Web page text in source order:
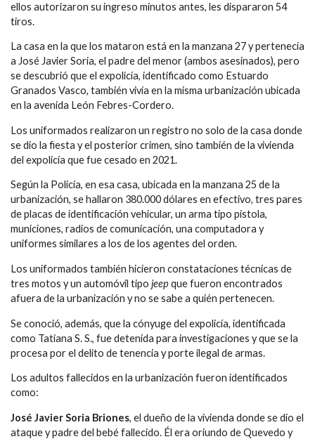
ellos autorizaron su ingreso minutos antes, les dispararon 54
tiros.
La casa en la que los mataron está en la manzana 27 y pertenecía
a José Javier Soria, el padre del menor (ambos asesinados), pero
se descubrió que el expolicía, identificado como Estuardo
Granados Vasco, también vivía en la misma urbanización ubicada
en la avenida León Febres-Cordero.
Los uniformados realizaron un registro no solo de la casa donde
se dio la fiesta y el posterior crimen, sino también de la vivienda
del expolicía que fue cesado en 2021.
Según la Policía, en esa casa, ubicada en la manzana 25 de la
urbanización, se hallaron 380.000 dólares en efectivo, tres pares
de placas de identificación vehicular, un arma tipo pistola,
municiones, radios de comunicación, una computadora y
uniformes similares a los de los agentes del orden.
Los uniformados también hicieron constataciones técnicas de
tres motos y un automóvil tipo jeepque fueron encontrados
afuera de la urbanización y no se sabe a quién pertenecen.
Se conoció, además, que la cónyuge del expolicía, identificada
como Tatiana S. S., fue detenida para investigaciones y que se la
procesa por el delito de tenencia y porte ilegal de armas.
Los adultos fallecidos en la urbanización fueron identificados
como:
José Javier Soria Briones, el dueño de la vivienda donde se dio el
ataque y padre del bebé fallecido. Él era oriundo de Quevedo y